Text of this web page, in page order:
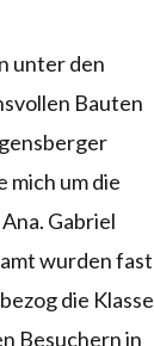
unter den
Bauten
mich um die
Gabriel
wurden fast
die Klasse
Besuchern in